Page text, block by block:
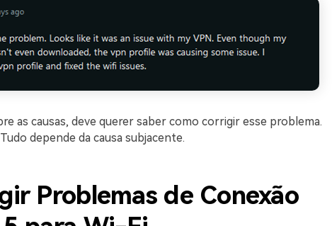
as causas, deve querer saber como corrigir esse problema.
depende da causa subjacente.
Problemas de Conexão